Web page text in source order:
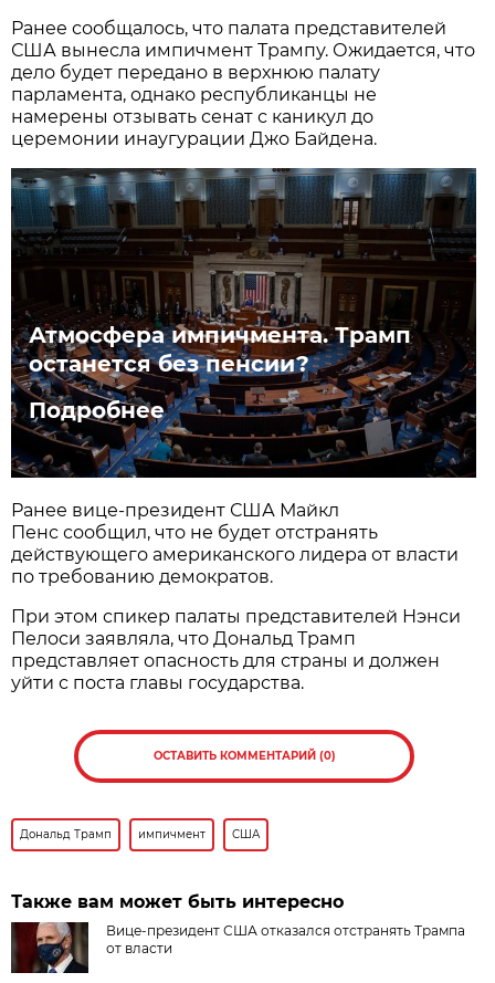
Ранее сообщалось, что палата представителей
США вынесла импичмент Трампу. Ожидается, что
дело будет передано в верхнюю палату
парламента, однако республиканцы не
намерены отзывать сенат с каникул до
церемонии инаугурации Джо Байдена.
Атмосфера импичмента. Трамп
останется без пенсии?
Подробнее
Ранее вице-президент США Майкл
Пенс сообщил, что не будет отстранять
действующего американского лидера от власти
по требованию демократов.
При этом спикер палаты представителей Нэнси
Пелоси заявляла, что Дональд Трамп
представляет опасность для страны и должен
уйти с поста главы государства.
ОСТАВИТЬ КОММЕНТАРИЙ (0)
Дональд Трамп импичмент США
Также вам может быть интересно
Вице-президент США отказался отстранять Трампа
от власти